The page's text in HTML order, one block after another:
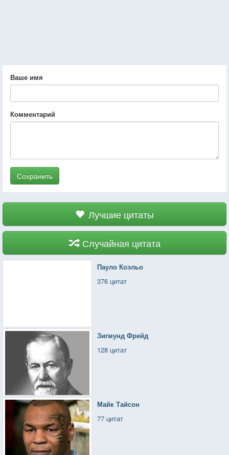
Ваше имя
Комментарий
Сохранить
Лучшие цитаты
Случайная цитата
Пауло Коэльо
376 цитат
Зигмунд Фрейд
128 цитат
Майк Тайсон
77 цитат